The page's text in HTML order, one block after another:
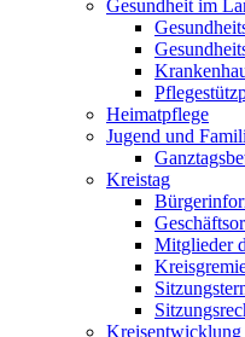
Gesundheit im
Heimatpflege
Jugend und
Kreistag
Mitglieder
Kreisentwicklung